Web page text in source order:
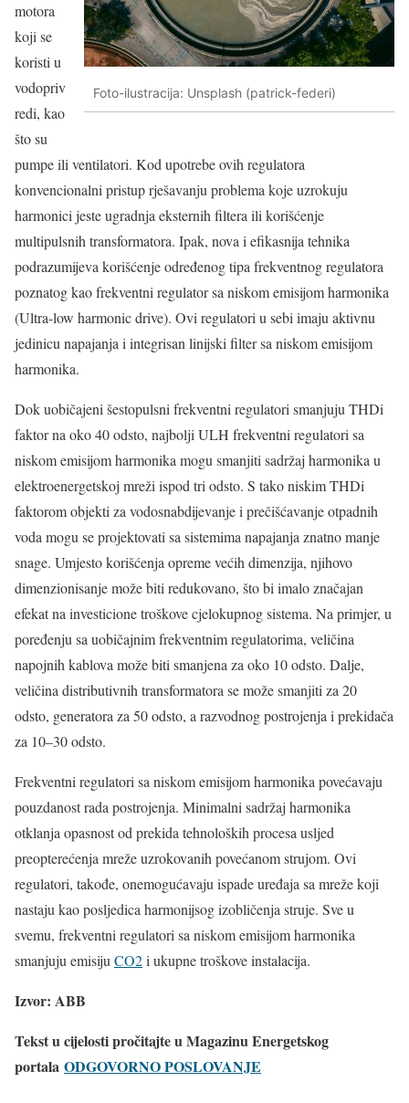
Foto-ilustracija: Unsplash (patrick-federi)
motora
koji se
koristi u
vodopriv
redi, kao
što su
pumpe ili ventilatori. Kod upotrebe ovih regulatora
konvencionalni pristup rješavanju problema koje uzrokuju
harmonici jeste ugradnja eksternih filtera ili korišćenje
multipulsnih transformatora. Ipak, nova i efikasnija tehnika
podrazumijeva korišćenje određenog tipa frekventnog regulatora
poznatog kao frekventni regulator sa niskom emisijom harmonika
(Ultra-low harmonic drive). Ovi regulatori u sebi imaju aktivnu
jedinicu napajanja i integrisan linijski filter sa niskom emisijom
harmonika.
Dok uobičajeni šestopulsni frekventni regulatori smanjuju THDi
faktor na oko 40 odsto, najbolji ULH frekventni regulatori sa
niskom emisijom harmonika mogu smanjiti sadržaj harmonika u
elektroenergetskoj mreži ispod tri odsto. S tako niskim THDi
faktorom objekti za vodosnabdijevanje i prečišćavanje otpadnih
voda mogu se projektovati sa sistemima napajanja znatno manje
snage. Umjesto korišćenja opreme većih dimenzija, njihovo
dimenzionisanje može biti redukovano, što bi imalo značajan
efekat na investicione troškove cjelokupnog sistema. Na primjer, u
poređenju sa uobičajnim frekventnim regulatorima, veličina
napojnih kablova može biti smanjena za oko 10 odsto. Dalje,
veličina distributivnih transformatora se može smanjiti za 20
odsto, generatora za 50 odsto, a razvodnog postrojenja i prekidača
za 10–30 odsto.
Frekventni regulatori sa niskom emisijom harmonika povećavaju
pouzdanost rada postrojenja. Minimalni sadržaj harmonika
otklanja opasnost od prekida tehnoloških procesa usljed
preopterećenja mreže uzrokovanih povećanom strujom. Ovi
regulatori, takođe, onemogućavaju ispade uređaja sa mreže koji
nastaju kao posljedica harmonijsog izobličenja struje. Sve u
svemu, frekventni regulatori sa niskom emisijom harmonika
smanjuju emisijuCO2i ukupne troškove instalacija.
Izvor: ABB
Tekst u cijelosti pročitajte u Magazinu Energetskog
portala ODGOVORNO POSLOVANJE